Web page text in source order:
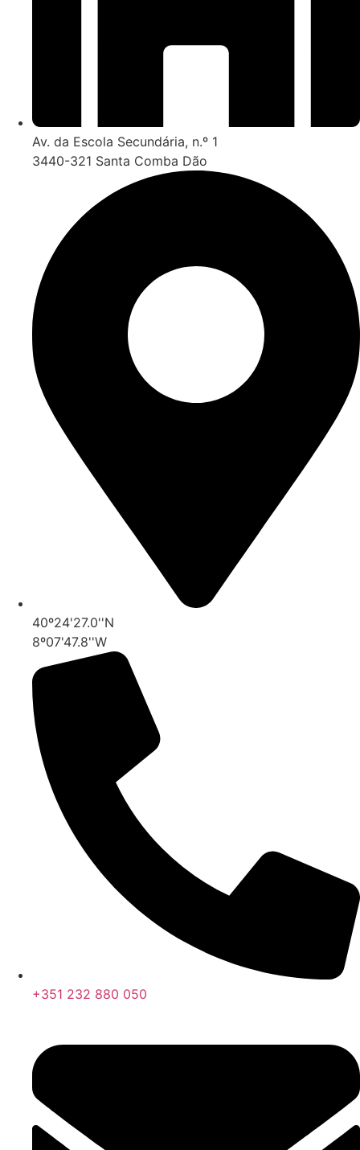
Av. da Escola Secundária, n.º 1
3440-321 Santa Comba Dão
40º24'27.0''N
8º07'47.8''W
+351 232 880 050